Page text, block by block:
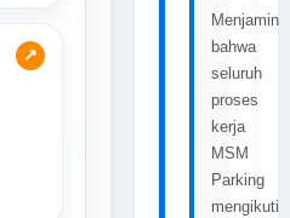
↗
Menjamin
bahwa
seluruh
proses
kerja
MSM
Parking
mengikuti